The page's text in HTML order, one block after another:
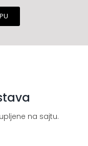
na sajtu.